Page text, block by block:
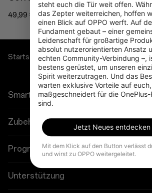
49,99 €
Startseite Lifestyle
Smartphones
OnePlus 13
OnePlus 13R
OnePlus Open
Zubehör
Tablet
Wearables
Programme
Verbinde deine OnePlus-Geräte
Unterstützung
steht euch die Tür weit offen.
das Zepter weiterreichen, hoffen
einen Blick auf OPPO werft. Auf
Fundament gebaut – einer
Leidenschaft für großartige
absolut nutzerorientierten Ansatz
echten Community-Verbindung –,
bestens gerüstet, um unseren
Spirit weiterzutragen. Und das
warten exklusive Vorteile auf
maßgeschneidert für die OnePlus-
sind.
Jetzt Neues entdecken
Mit dem Klick auf den Button verlässt
und wirst zu OPPO weitergeleitet.